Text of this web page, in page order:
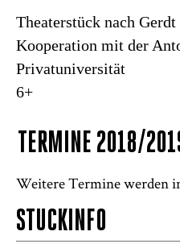
Theaterstück nach
Kooperation mit der
Privatuniversität
6+
TERMINE 2018/
Weitere Termine werden
STÜCKINFO